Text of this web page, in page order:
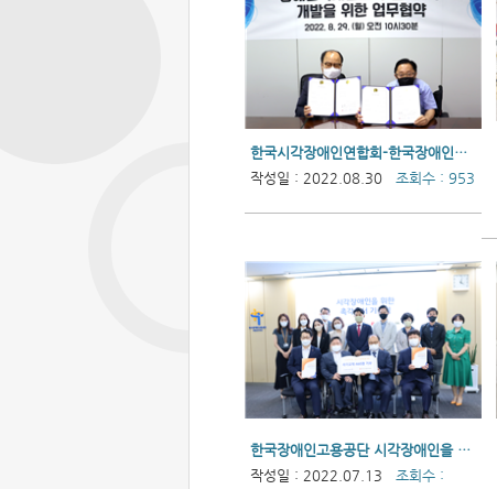
한국시각장애인연합회-한국장애인식개선교육원 업무협약
작성일 : 2022.08.30
조회수 : 953
한국장애인고용공단 시각장애인을 위한 촉각 교재 기증식
작성일 : 2022.07.13
조회수 :